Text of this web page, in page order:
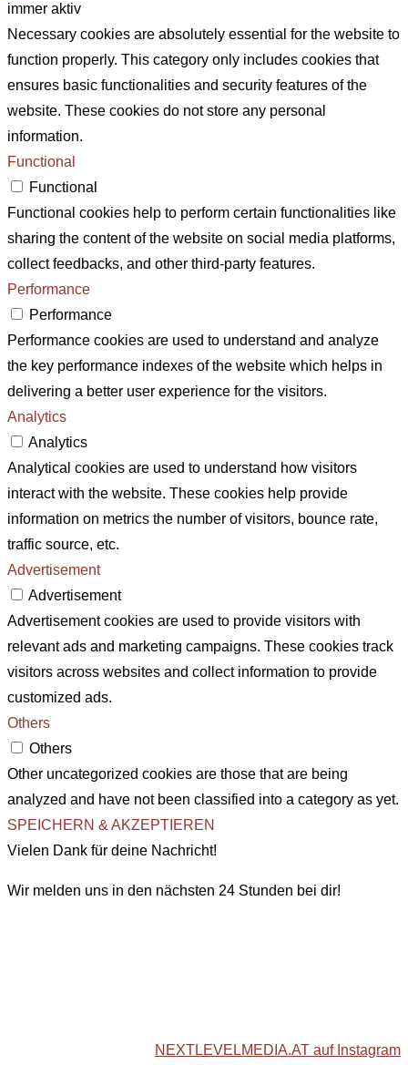
immer aktiv
Necessary cookies are absolutely essential for the website to
function properly. This category only includes cookies that
ensures basic functionalities and security features of the
website. These cookies do not store any personal
information.
Functional
Functional
Functional cookies help to perform certain functionalities like
sharing the content of the website on social media platforms,
collect feedbacks, and other third-party features.
Performance
Performance
Performance cookies are used to understand and analyze
the key performance indexes of the website which helps in
delivering a better user experience for the visitors.
Analytics
Analytics
Analytical cookies are used to understand how visitors
interact with the website. These cookies help provide
information on metrics the number of visitors, bounce rate,
traffic source, etc.
Advertisement
Advertisement
Advertisement cookies are used to provide visitors with
relevant ads and marketing campaigns. These cookies track
visitors across websites and collect information to provide
customized ads.
Others
Others
Other uncategorized cookies are those that are being
analyzed and have not been classified into a category as yet.
SPEICHERN & AKZEPTIEREN
Vielen Dank für deine Nachricht!
Wir melden uns in den nächsten 24 Stunden bei dir!
NEXTLEVELMEDIA.AT auf Instagram